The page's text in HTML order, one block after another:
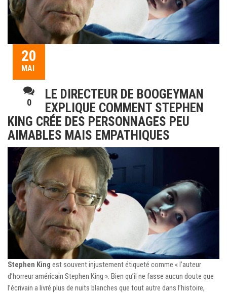
20
MAI
0
LE DIRECTEUR DE BOOGEYMAN
EXPLIQUE COMMENT STEPHEN
KING CRÉE DES PERSONNAGES PEU
AIMABLES MAIS EMPATHIQUES
Stephen King est souvent injustement étiqueté comme « l’auteur
d’horreur américain Stephen King ». Bien qu’il ne fasse aucun doute que
l’écrivain a livré plus de nuits blanches que tout autre dans l’histoire,